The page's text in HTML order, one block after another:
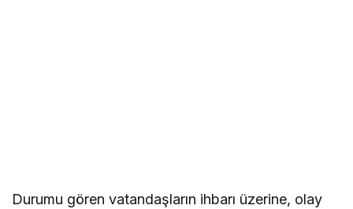
Durumu gören vatandaşların ihbarı üzerine, olay